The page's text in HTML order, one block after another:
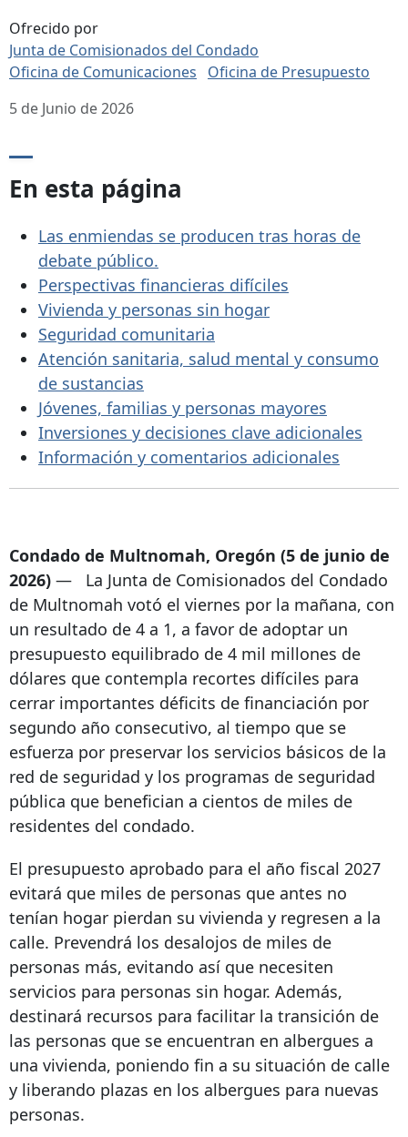
Ofrecido por
Junta de Comisionados del Condado
Oficina de Comunicaciones
Oficina de Presupuesto
5 de Junio de 2026
En esta página
Las enmiendas se producen tras horas de
debate público.
Perspectivas financieras difíciles
Vivienda y personas sin hogar
Seguridad comunitaria
Atención sanitaria, salud mental y consumo
de sustancias
Jóvenes, familias y personas mayores
Inversiones y decisiones clave adicionales
Información y comentarios adicionales
Condado de Multnomah, Oregón (5 de junio de
2026) —
La Junta de Comisionados del Condado
de Multnomah votó el viernes por la mañana, con
un resultado de 4 a 1, a favor de adoptar un
presupuesto equilibrado de 4 mil millones de
dólares que contempla recortes difíciles para
cerrar importantes déficits de financiación por
segundo año consecutivo, al tiempo que se
esfuerza por preservar los servicios básicos de la
red de seguridad y los programas de seguridad
pública que benefician a cientos de miles de
residentes del condado.
El presupuesto aprobado para el año fiscal 2027
evitará que miles de personas que antes no
tenían hogar pierdan su vivienda y regresen a la
calle. Prevendrá los desalojos de miles de
personas más, evitando así que necesiten
servicios para personas sin hogar. Además,
destinará recursos para facilitar la transición de
las personas que se encuentran en albergues a
una vivienda, poniendo fin a su situación de calle
y liberando plazas en los albergues para nuevas
personas.